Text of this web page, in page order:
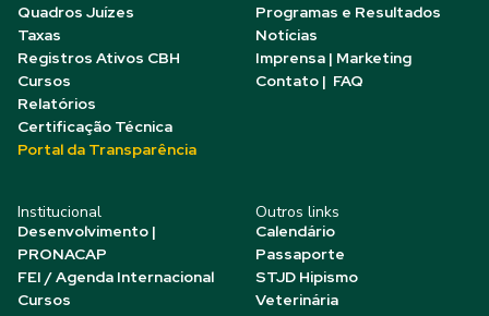
Quadros Juízes
Taxas
Registros Ativos CBH
Cursos
Relatórios
Certificação Técnica
Portal da Transparência
Programas e Resultados
Notícias
Imprensa | Marketing
Contato | FAQ
Institucional
Desenvolvimento |
PRONACAP
FEI / Agenda Internacional
Cursos
Outros links
Calendário
Passaporte
STJD Hipismo
Veterinária